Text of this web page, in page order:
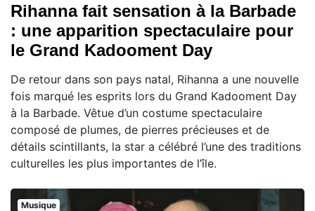
Rihanna fait sensation à la Barbade
: une apparition spectaculaire pour
le Grand Kadooment Day
De retour dans son pays natal, Rihanna a une nouvelle
fois marqué les esprits lors du Grand Kadooment Day
à la Barbade. Vêtue d’un costume spectaculaire
composé de plumes, de pierres précieuses et de
détails scintillants, la star a célébré l’une des traditions
culturelles les plus importantes de l’île.
Musique